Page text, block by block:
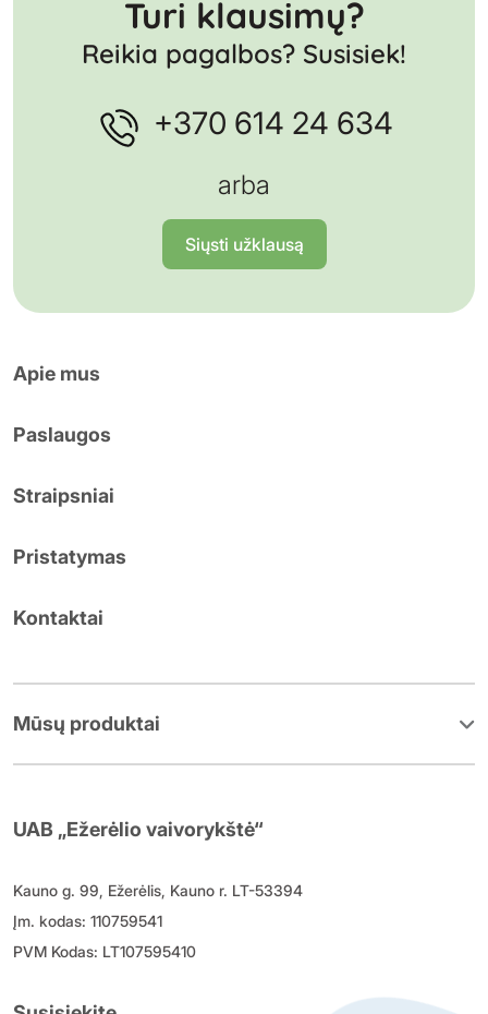
Turi klausimų?
Reikia pagalbos? Susisiek!
+370 614 24 634
arba
Siųsti užklausą
Apie mus
Paslaugos
Straipsniai
Pristatymas
Kontaktai
Mūsų produktai
UAB „Ežerėlio vaivorykštė“
Kauno g. 99, Ežerėlis, Kauno r. LT-53394
Įm. kodas: 110759541
PVM Kodas: LT107595410